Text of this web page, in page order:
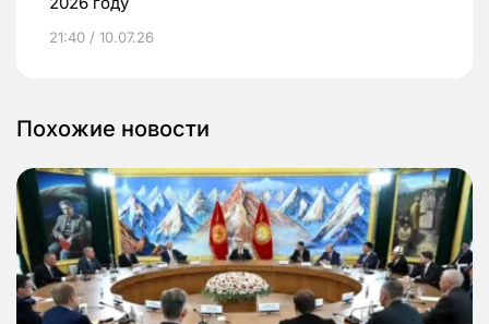
21:40 / 10.07.26
Похожие новости